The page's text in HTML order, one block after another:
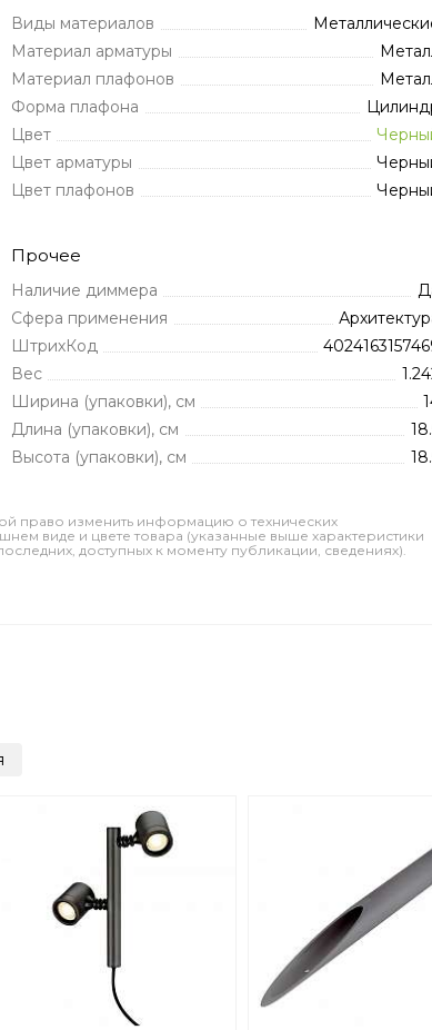
Виды материалов
Материал арматуры
Материал плафонов
Форма плафона
Цвет
Цвет арматуры
Цвет плафонов
Прочее
Наличие диммера
Сфера применения
ШтрихКод
Вес
Ширина (упаковки), см
Длина (упаковки), см
Высота (упаковки), см
право изменить информацию о технических
виде и цвете товара (указанные выше характеристики
доступных к моменту публикации, сведениях).